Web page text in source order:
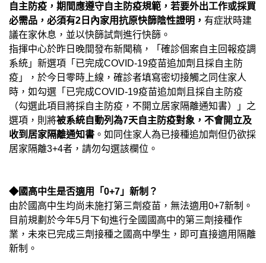
自主防疫，期間應遵守自主防疫規範，若要外出工作或採買
必需品，必須有2日內家用抗原快篩陰性證明， 有症狀時建
議在家休息，並以快篩試劑進行快篩。
指揮中心於昨日晚間發布新聞稿，「確診個案自主回報疫調
系統」新選項「已完成COVID-19疫苗追加劑且採自主防
疫」，於今日零時上線，確診者填寫密切接觸之同住家人
時，如勾選「已完成COVID-19疫苗追加劑且採自主防疫
（勾選此項目將採自主防疫，不開立居家隔離通知書）」之
選項，則將被系統自動列為7天自主防疫對象，不會開立及
收到居家隔離通知書 。如同住家人為已接種追加劑但仍欲採
居家隔離3+4者，請勿勾選該欄位。
◆國高中生是否適用「0+7」新制？
由於國高中生均尚未施打第三劑疫苗，無法適用0+7新制。
目前規劃於今年5月下旬進行全國國高中的第三劑接種作
業，未來已完成三劑接種之國高中學生，即可直接適用隔離
新制。